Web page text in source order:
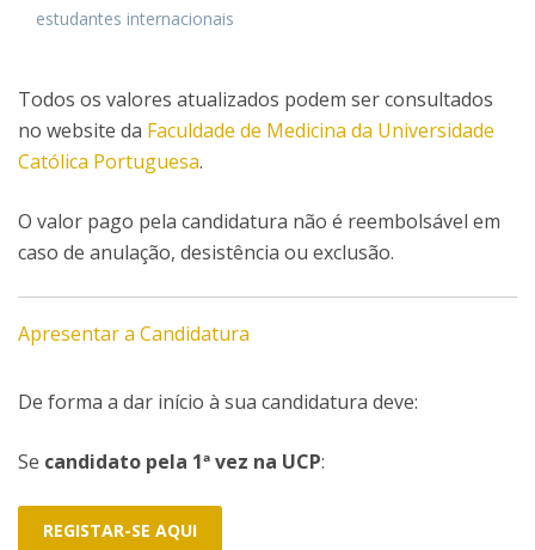
estudantes internacionais
Todos os valores atualizados podem ser consultados
no website da Faculdade de Medicina da Universidade
Católica Portuguesa.
O valor pago pela candidatura não é reembolsável em
caso de anulação, desistência ou exclusão.
Apresentar a Candidatura
De forma a dar início à sua candidatura deve:
Se candidato pela 1ª vez na UCP:
REGISTAR-SE AQUI